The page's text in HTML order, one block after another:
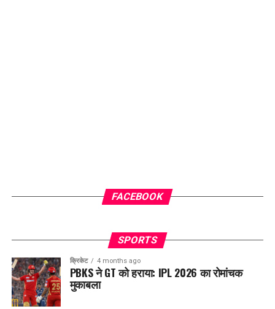
FACEBOOK
SPORTS
क्रिकेट 4 months ago
PBKS ने GT को हराया: IPL 2026 का रोमांचक
मुकाबला